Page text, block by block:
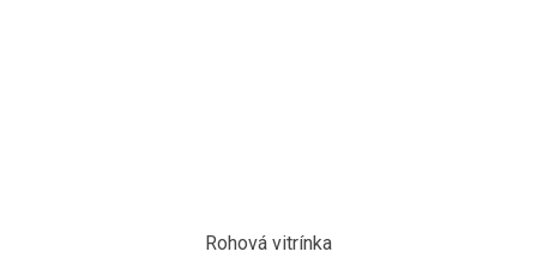
Rohová vitrínka